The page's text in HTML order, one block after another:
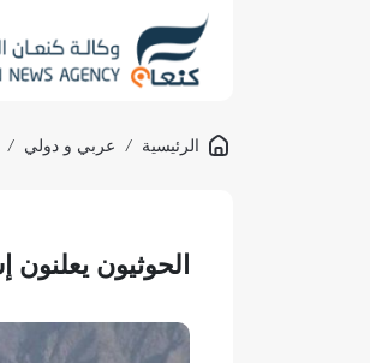
الرئيسية / عربي و دولي /
الحوثيون